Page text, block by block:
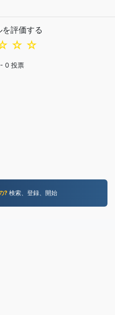
を評価する
☆
☆
0投票
?検索、登録、開始